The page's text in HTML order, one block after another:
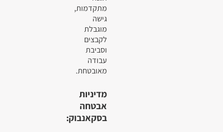
מתקדמות,
גישה
מוגבלת
לקבצים
וסביבת
עבודה
מאובטחת.
מדיניות
אבטחה
בסקאנבוק: